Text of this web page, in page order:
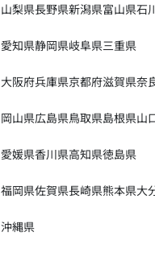
山梨県長野県新潟県富山県石
愛知県静岡県岐阜県三重県
大阪府兵庫県京都府滋賀県奈
岡山県広島県鳥取県島根県山
愛媛県香川県高知県徳島県
福岡県佐賀県長崎県熊本県大
沖縄県